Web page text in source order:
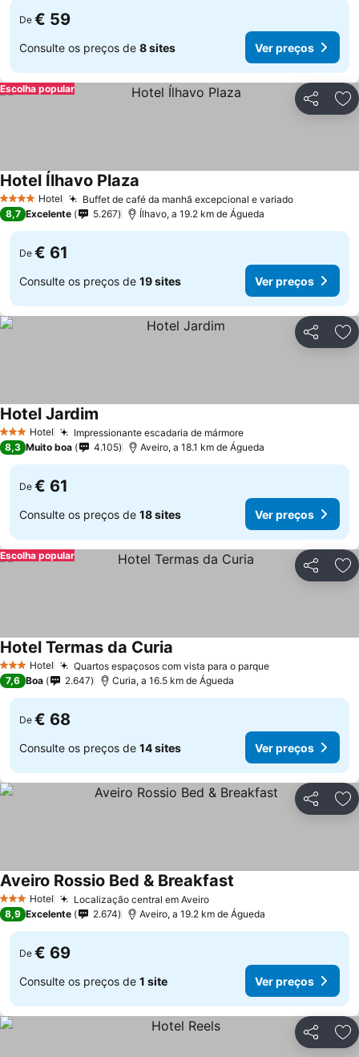
De € 59
Consulte os preços de 8 sites Ver preços
Partilhar
Escolha popular
4 EstrelasHotel Buffet de café da manhã excepcional e variado
Hotel Ílhavo Plaza
8,7 Excelente 5.267 Ílhavo, a 19.2 km de Águeda
De € 61
Consulte os preços de 19 sites Ver preços
Partilhar
3 EstrelasHotel Impressionante escadaria de mármore
Hotel Jardim
8,3 Muito boa 4.105 Aveiro, a 18.1 km de Águeda
De € 61
Consulte os preços de 18 sites Ver preços
Partilhar
Escolha popular
3 EstrelasHotel Quartos espaçosos com vista para o parque
Hotel Termas da Curia
7,6 Boa 2.647 Curia, a 16.5 km de Águeda
De € 68
Consulte os preços de 14 sites Ver preços
Partilhar
3 EstrelasHotel Localização central em Aveiro
Aveiro Rossio Bed & Breakfast
8,9 Excelente 2.674 Aveiro, a 19.2 km de Águeda
De € 69
Consulte os preços de 1 site Ver preços
Partilhar